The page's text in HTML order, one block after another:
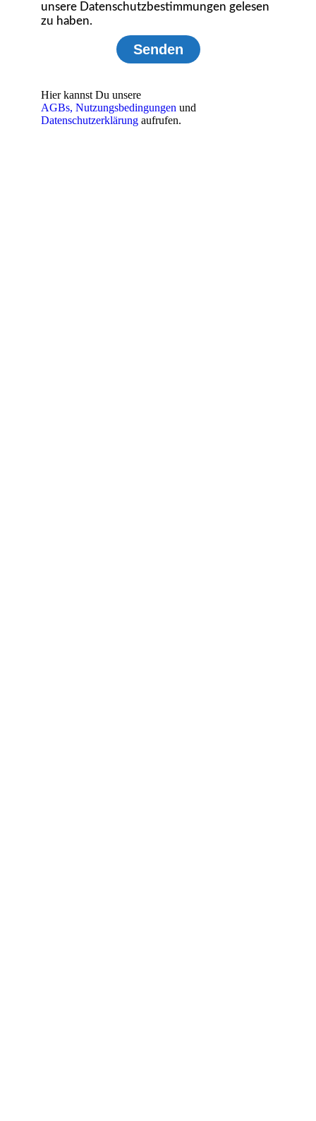
unsere Datenschutzbestimmungen gelesen
zu haben.
Senden
Hier kannst Du unsere
AGBs, Nutzungsbedingungen und
Datenschutzerklärung aufrufen.